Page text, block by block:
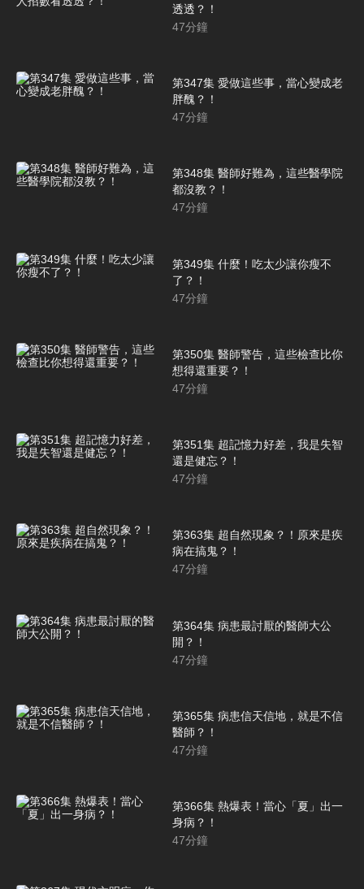
透透？！
47分鐘
第347集 愛做這些事，當心變成老
胖醜？！
47分鐘
第348集 醫師好難為，這些醫學院
都沒教？！
47分鐘
第349集 什麼！吃太少讓你瘦不
了？！
47分鐘
第350集 醫師警告，這些檢查比你
想得還重要？！
47分鐘
第351集 超記憶力好差，我是失智
還是健忘？！
47分鐘
第363集 超自然現象？！原來是疾
病在搞鬼？！
47分鐘
第364集 病患最討厭的醫師大公
開？！
47分鐘
第365集 病患信天信地，就是不信
醫師？！
47分鐘
第366集 熱爆表！當心「夏」出一
身病？！
47分鐘